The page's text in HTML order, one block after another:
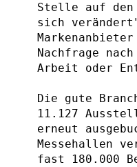
Stelle auf den
sich
Nachfrage
Arbeit oder
Die gute
11.127
erneut
Messehallen
fast 180.000